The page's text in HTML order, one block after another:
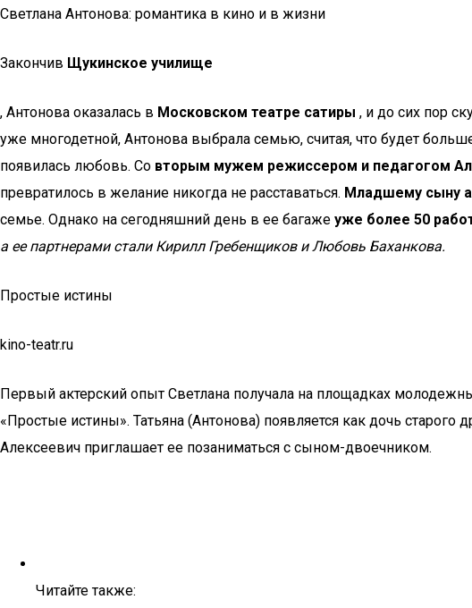
Светлана Антонова: романтика в кино и в жизни
Закончив Щукинское училище
, Антонова оказалась в Московском театре сатиры , и до сих пор
уже многодетной, Антонова выбрала семью, считая, что будет
появилась любовь. Со вторым мужем режиссером и педагогом
превратилось в желание никогда не расставаться. Младшему сыну
семье. Однако на сегодняшний день в ее багаже уже более 50
а ее партнерами стали Кирилл Гребенщиков и Любовь Баханкова.
Простые истины
kino-teatr.ru
Первый актерский опыт Светлана получала на площадках
«Простые истины». Татьяна (Антонова) появляется как дочь
Алексеевич приглашает ее позаниматься с сыном-двоечником.
Читайте также: